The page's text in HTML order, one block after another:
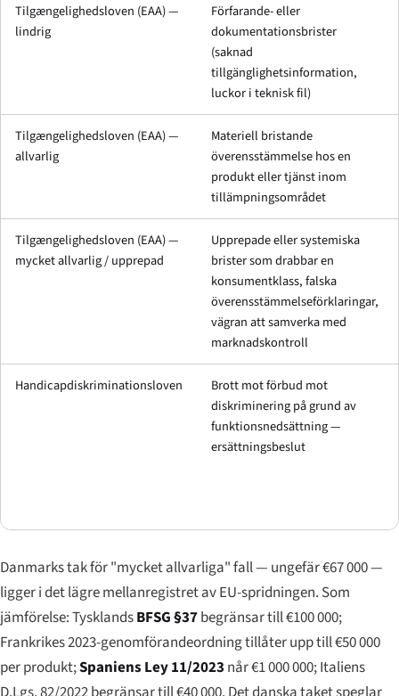
Tilgængelighedsloven (EAA) —
lindrig
Förfarande- eller
dokumentationsbrister
(saknad
tillgänglighetsinformation,
luckor i teknisk fil)
Tilgængelighedsloven (EAA) —
allvarlig
Materiell bristande
överensstämmelse hos en
produkt eller tjänst inom
tillämpningsområdet
Tilgængelighedsloven (EAA) —
mycket allvarlig / upprepad
Upprepade eller systemiska
brister som drabbar en
konsumentklass, falska
överensstämmelseförklaringar,
vägran att samverka med
marknadskontroll
Handicapdiskriminationsloven
Brott mot förbud mot
diskriminering på grund av
funktionsnedsättning —
ersättningsbeslut
Danmarks tak för "mycket allvarliga" fall — ungefär €67 000 —
ligger i det lägre mellanregistret av EU-spridningen. Som
jämförelse: TysklandsBFSG §37begränsar till €100 000;
Frankrikes 2023-genomförandeordning tillåter upp till €50 000
per produkt;Spaniens Ley 11/2023 når €1 000 000; Italiens